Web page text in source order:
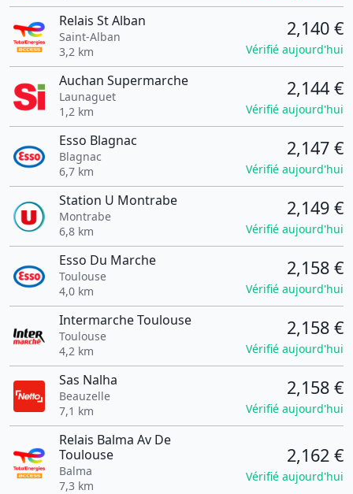
Relais St Alban
Saint-Alban
3,2 km
2,140 €
Vérifié aujourd'hui
Auchan Supermarche
Launaguet
1,2 km
2,144 €
Vérifié aujourd'hui
Esso Blagnac
Blagnac
6,7 km
2,147 €
Vérifié aujourd'hui
Station U Montrabe
Montrabe
6,8 km
2,149 €
Vérifié aujourd'hui
Esso Du Marche
Toulouse
4,0 km
2,158 €
Vérifié aujourd'hui
Intermarche Toulouse
Toulouse
4,2 km
2,158 €
Vérifié aujourd'hui
Sas Nalha
Beauzelle
7,1 km
2,158 €
Vérifié aujourd'hui
Relais Balma Av De
Toulouse
Balma
7,3 km
2,162 €
Vérifié aujourd'hui